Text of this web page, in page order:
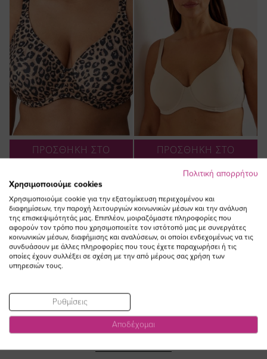
ΠΡΟΣΘΗΚΗ ΣΤΟ
ΚΑΛΑΘΙ
Σουτιέν plunge με μπανέλα σε
leopard χρώμα
38,00 €
ΠΡΟΣΘΗΚΗ ΣΤΟ
ΚΑΛΑΘΙ
Σουτιέν plunge με μπανέλα σε
μπεζ χρώμα
38,00 €
ΔΕΙΤΕ ΕΠΙΣΗΣ
Πολιτική απορρήτου
Χρησιμοποιούμε cookies
Χρησιμοποιούμε cookie για την εξατομίκευση περιεχομένου και
διαφημίσεων, την παροχή λειτουργιών κοινωνικών μέσων και την ανάλυση
της επισκεψιμότητάς μας. Επιπλέον, μοιραζόμαστε πληροφορίες που
αφορούν τον τρόπο που χρησιμοποιείτε τον ιστότοπό μας με συνεργάτες
κοινωνικών μέσων, διαφήμισης και αναλύσεων, οι οποίοι ενδεχομένως να τις
συνδυάσουν με άλλες πληροφορίες που τους έχετε παραχωρήσει ή τις
οποίες έχουν συλλέξει σε σχέση με την από μέρους σας χρήση των
υπηρεσιών τους.
Ρυθμίσεις
Αποδέχομαι